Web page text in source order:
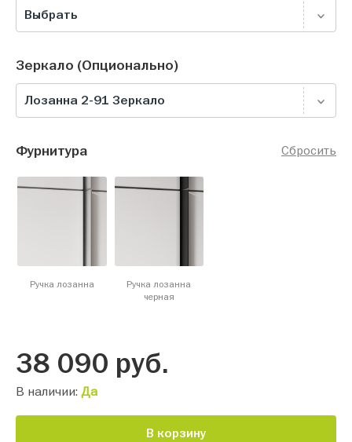
Выбрать
Зеркало (Опционально)
Лозанна 2-91 Зеркало
Сбросить
Фурнитура
Ручка лозанна
Ручка лозанна
черная
38 090 руб.
В наличии: Да
В корзину